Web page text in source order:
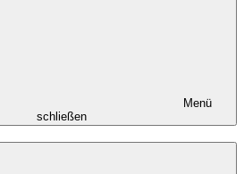
Menü
schließen